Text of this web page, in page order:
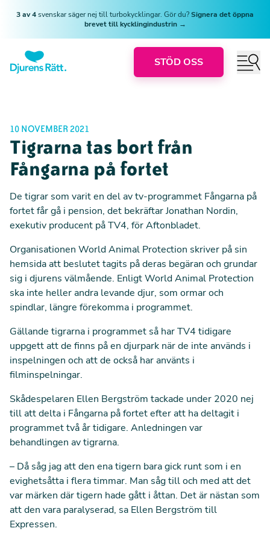
3 av 4svenskar säger nej till turbokycklingar. Gör du?Signera det öppna
brevet till kycklingindustrin →
STÖD OSS
10 NOVEMBER 2021
Tigrarna tas bort från
Fångarna på fortet
De tigrar som varit en del av tv-programmet Fångarna på
fortet får gå i pension, det bekräftar Jonathan Nordin,
exekutiv producent på TV4, förAftonbladet.
Organisationen World Animal Protection skriver på sin
hemsida att beslutet tagits på deras begäran och grundar
sig i djurens välmående. Enligt World Animal Protection
ska inte heller andra levande djur, som ormar och
spindlar, längre förekomma i programmet.
Gällande tigrarna i programmet så har TV4 tidigare
uppgett att de finns på en djurpark när de inte används i
inspelningen och att de också har använts i
filminspelningar.
Skådespelaren Ellen Bergström tackade under 2020 nej
till att delta i Fångarna på fortet efter att ha deltagit i
programmet två år tidigare. Anledningen var
behandlingen av tigrarna.
– Då såg jag att den ena tigern bara gick runt som i en
evighetsåtta i flera timmar. Man såg till och med att det
var märken där tigern hade gått i åttan. Det är nästan som
att den vara paralyserad, sa Ellen Bergström till
Expressen.